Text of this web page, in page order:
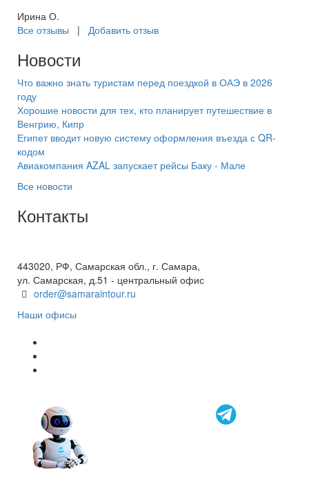
Ирина О.
Все отзывы | Добавить отзыв
Новости
Что важно знать туристам перед поездкой в ОАЭ в 2026
году
Хорошие новости для тех, кто планирует путешествие в
Венгрию, Кипр
Египет вводит новую систему оформления въезда с QR-
кодом
Авиакомпания AZAL запускает рейсы Баку - Мале
Все новости
Контакты
443020, РФ, Самарская обл., г. Самара,
ул. Самарская, д.51 - центральный офис
order@samaraintour.ru
Наши офисы